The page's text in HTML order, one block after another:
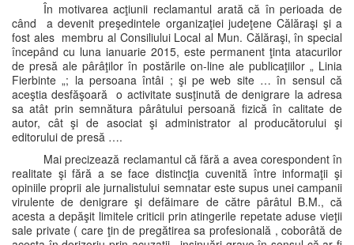
În motivarea acţiunii reclamantul arată că în perioada de
când a devenit preşedintele organizaţiei judeţene Călăraşi şi a
fost ales membru al Consiliului Local al Mun. Călăraşi, în special
începând cu luna ianuarie 2015, este permanent ţinta atacurilor
de presă ale pârâţilor în postările on-line ale publicaţiilor „ Linia
Fierbinte „; la persoana întâi ; şi pe web site … în sensul că
aceştia desfăşoară o activitate susţinută de denigrare la adresa
sa atât prin semnătura pârâtului persoană fizică în calitate de
autor, cât şi de asociat şi administrator al producătorului şi
editorului de presă ….
Mai precizează reclamantul că fără a avea corespondent în
realitate şi fără a se face distincţia cuvenită între informaţii şi
opiniile proprii ale jurnalistului semnatar este supus unei campanii
virulente de denigrare şi defăimare de către pârâtul B.M., că
acesta a depăşit limitele criticii prin atingerile repetate aduse vieţii
sale private ( care ţin de pregătirea sa profesională , coborâtă de